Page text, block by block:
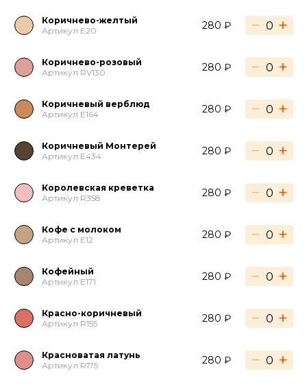
Коричнево-желтый
Артикул E20
280 ₽ − +
Коричнево-розовый
Артикул RV130
280 ₽ − +
Коричневый верблюд
Артикул E164
280 ₽ − +
Коричневый Монтерей
Артикул E434
280 ₽ − +
Королевская креветка
Артикул R358
280 ₽ − +
Кофе с молоком
Артикул E12
280 ₽ − +
Кофейный
Артикул E171
280 ₽ − +
Красно-коричневый
Артикул R155
280 ₽ − +
Красноватая латунь
Артикул R175
280 ₽ − +